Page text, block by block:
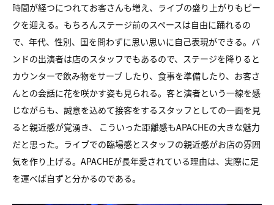
時間が経つにつれてお客さんも増え、 ライブの盛り上がりもピー
クを迎える。 もちろんステージ前のスペースは自由に踊れるの
で、 年代、性別、国を問わずに思い思いに自己表現ができる。 バ
ンドの出演者は店のスタッフでもあるので、 ステージを降りると
カウンターで飲み物をサーブ したり、 食事を準備したり、お客さ
んとの会話に花を咲かす姿も見られる。 客と演者という一線を感
じながらも、 誠意を込めて接客をするスタッフとしての一面を見
ると親近感が覚湧き、 こういった距離感もAPACHEの大きな魅力
だと思った。 ライブでの臨場感とスタッフの親近感がお店の雰囲
気を作り上げる。 APACHEが長年愛されている理由は、 実際に足
を運べば自ずと分かるのである。